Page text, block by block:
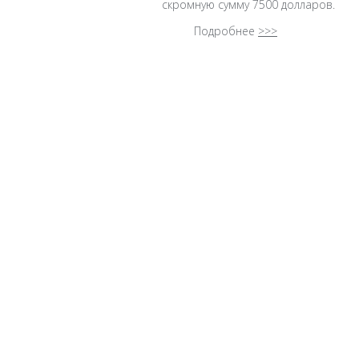
скромную сумму 7500 долларов.
Подробнее >>>